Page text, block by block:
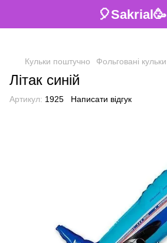
🎈Sakrial🥳
Кульки поштучно Фольговані кульки
Літак синій
Артикул: 1925 Написати відгук